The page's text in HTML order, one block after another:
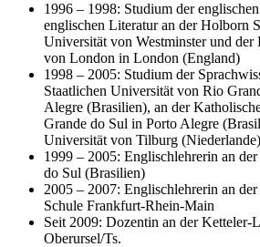
1996 – 1998: Studium der
englischen Literatur an der Holborn
Universität von Westminster und
von London in London (England)
1998 – 2005: Studium der
Staatlichen Universität von Rio
Alegre (Brasilien), an der
Grande do Sul in Porto Alegre
Universität von Tilburg (Niederlande)
1999 – 2005: Englischlehrerin an
do Sul (Brasilien)
2005 – 2007: Englischlehrerin an
Schule Frankfurt-Rhein-Main
Seit 2009: Dozentin an der Ketteler-
Oberursel/Ts.